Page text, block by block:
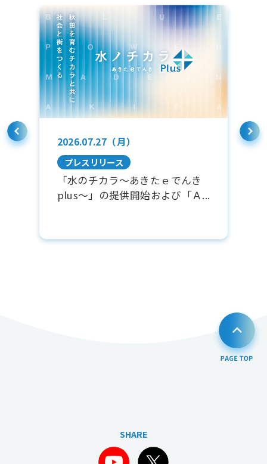
2026.07.27（月）
プレスリリース
「水のチカラ～あきたｅでんき
plus～」の提供開始および「Ａ...
SHARE